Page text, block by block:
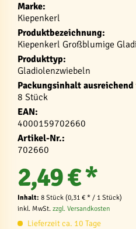
Marke:
Kiepenkerl
Produktbezeichnung:
Kiepenkerl Großblumige
Produkttyp:
Gladiolenzwiebeln
Packungsinhalt
8 Stück
EAN:
4000159702660
Artikel-Nr.:
702660
2,49 € *
Inhalt: 8 Stück (0,31 € * / 1 Stück)
inkl. MwSt. zzgl. Versandkosten
Lieferzeit ca. 10 Tage